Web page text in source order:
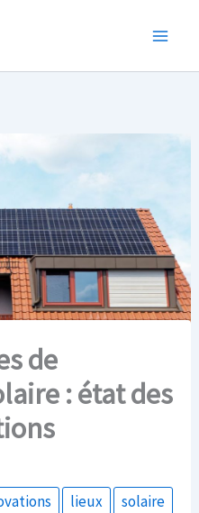
de
: état des
lieux
solaire